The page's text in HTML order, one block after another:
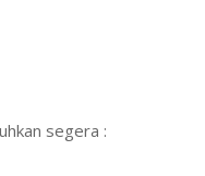
segera :